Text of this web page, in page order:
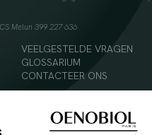
Melun 399 227 636
VEELGESTELDE VRAGEN
GLOSSARIUM
CONTACTEER ONS